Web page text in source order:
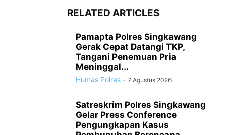
RELATED ARTICLES
Pamapta Polres Singkawang
Gerak Cepat Datangi TKP,
Tangani Penemuan Pria
Meninggal...
Humas Polres - 7 Agustus 2026
Satreskrim Polres Singkawang
Gelar Press Conference
Pengungkapan Kasus